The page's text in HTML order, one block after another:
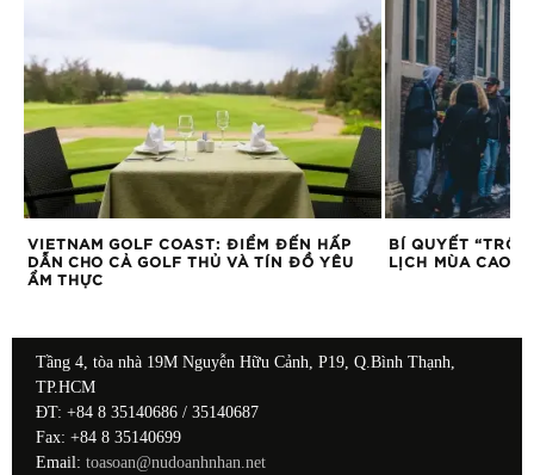
VIETNAM GOLF COAST: ĐIỂM ĐẾN HẤP
DẪN CHO CẢ GOLF THỦ VÀ TÍN ĐỒ YÊU
ẨM THỰC
BÍ QUYẾT
LỊCH MÙA CAO
Tầng 4, tòa nhà 19M Nguyễn Hữu Cảnh, P19, Q.Bình Thạnh,
TP.HCM
ĐT: +84 8 35140686 / 35140687
Fax: +84 8 35140699
Email: toasoan@nudoanhnhan.net